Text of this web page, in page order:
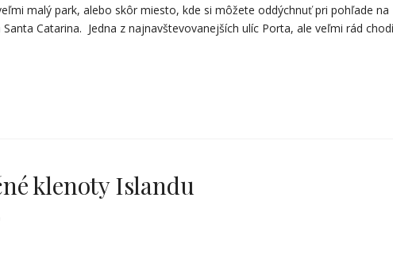
malý park, alebo skôr miesto, kde si môžete oddýchnuť pri pohľade na
Catarina. Jedna z najnavštevovanejších ulíc Porta, ale veľmi rád
klenoty Islandu